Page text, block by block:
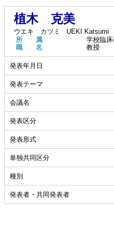
植木 克美
ウエキ カツミ
UEKI Katsumi
所 属
学校臨
職 名
教授
発表年月日
発表テーマ
会議名
発表区分
発表形式
単独共同区分
種別
発表者・共同発表者